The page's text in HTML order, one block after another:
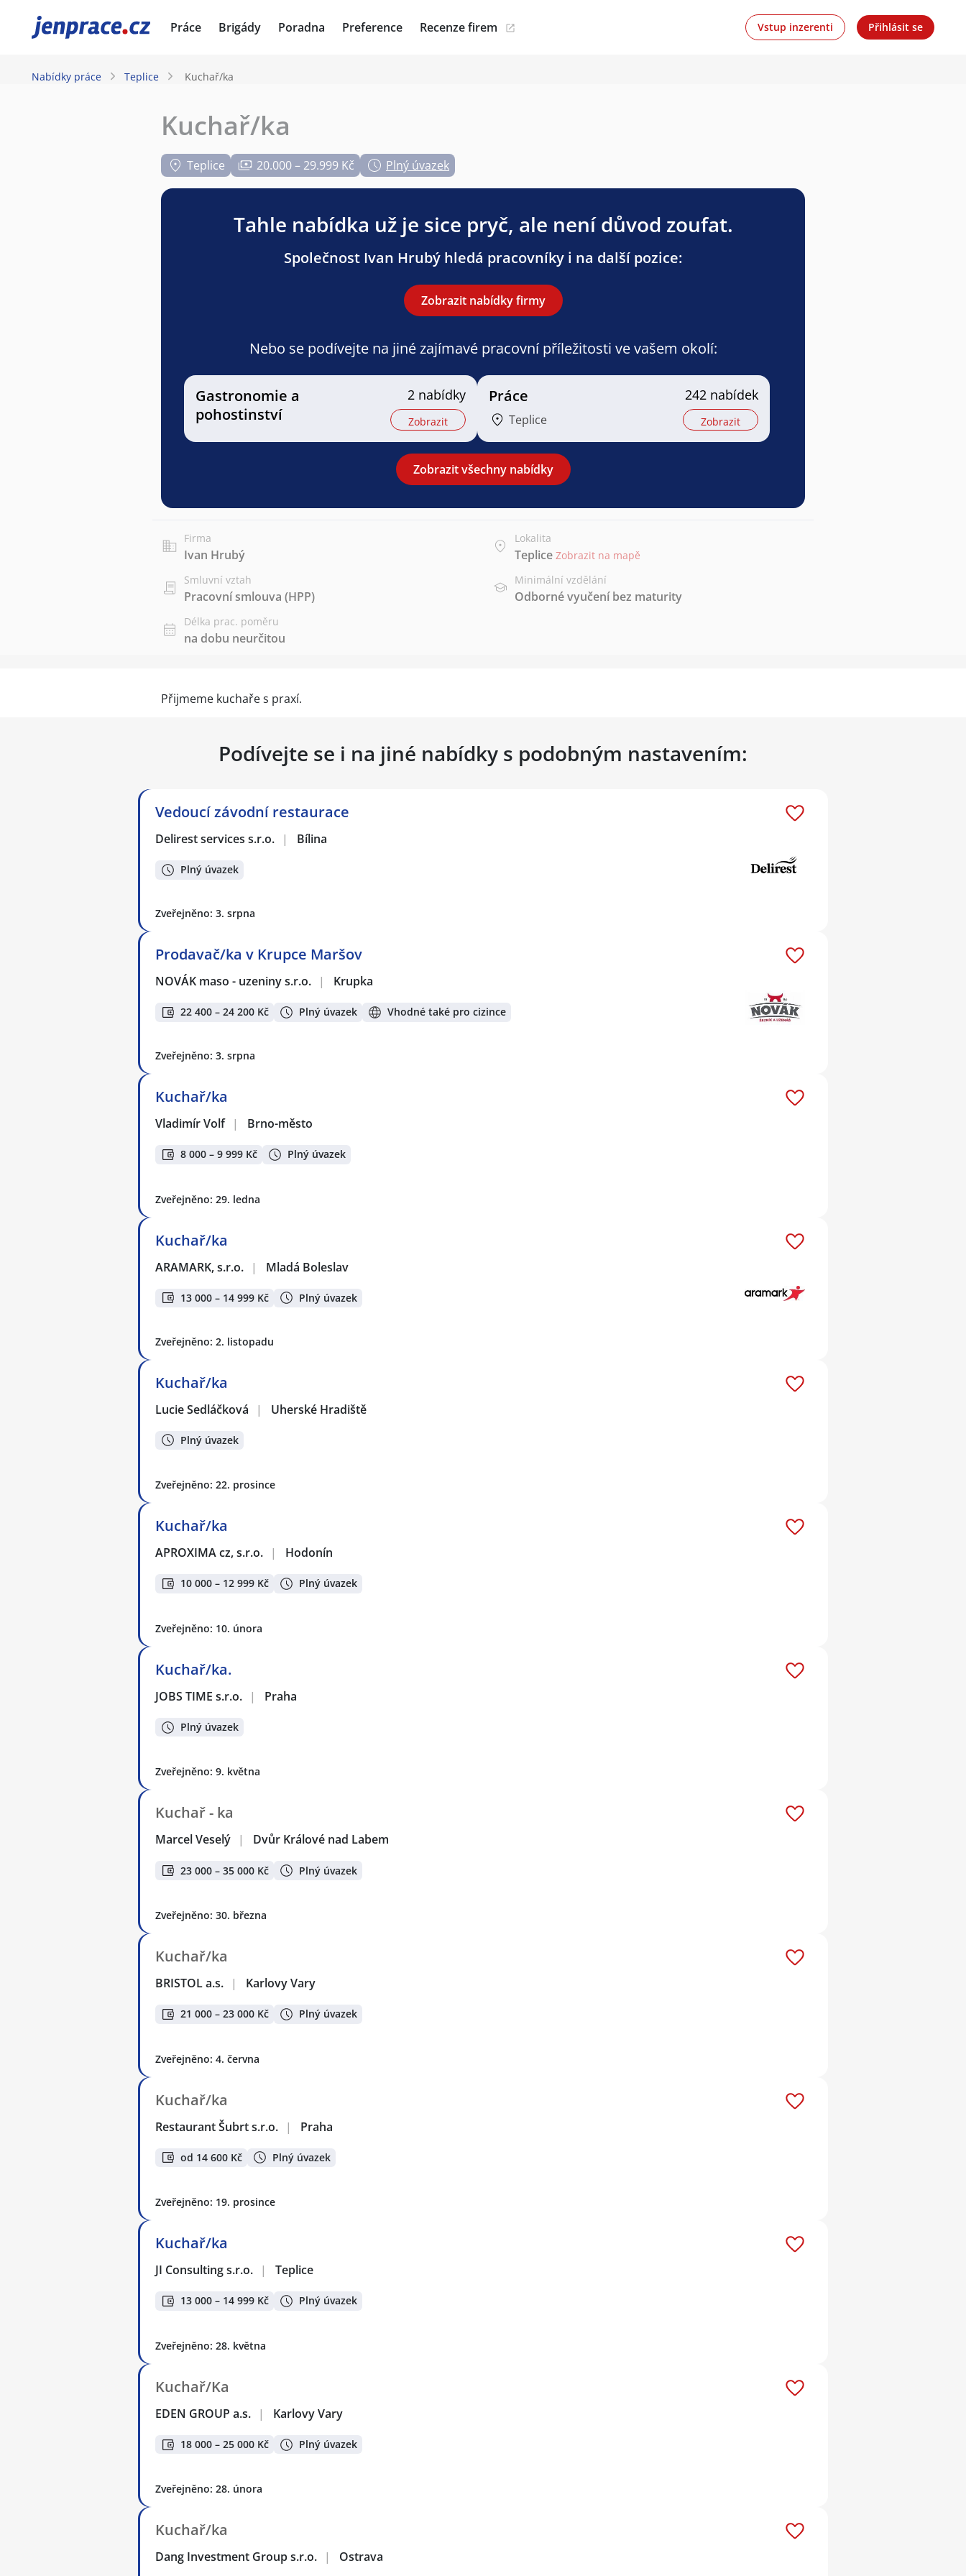
JenPráce.cz Práce Brigády Poradna Preference Recenze firem Vstup inzerenti Přihlásit se
Nabídky práce Teplice Kuchař/ka
Kuchař/ka
Teplice 20.000 – 29.999 Kč Plný úvazek
Tahle nabídka už je sice pryč, ale není důvod zoufat.
Společnost Ivan Hrubý hledá pracovníky i na další pozice:
Zobrazit nabídky firmy
Nebo se podívejte na jiné zajímavé pracovní příležitosti ve vašem okolí:
Gastronomie a
pohostinství
2 nabídky
Zobrazit
Práce
Teplice
242 nabídek
Zobrazit
Zobrazit všechny nabídky
Firma
Ivan Hrubý
Lokalita
Teplice Zobrazit na mapě
Smluvní vztah
Pracovní smlouva (HPP)
Minimální vzdělání
Odborné vyučení bez maturity
Délka prac. poměru
na dobu neurčitou
Přijmeme kuchaře s praxí.
Podívejte se i na jiné nabídky s podobným nastavením:
Vedoucí závodní restaurace
Delirest services s.r.o. | Bílina
Plný úvazek
Zveřejněno: 3. srpna
Prodavač/ka v Krupce Maršov
NOVÁK maso - uzeniny s.r.o. | Krupka
22 400 – 24 200 Kč Plný úvazek Vhodné také pro cizince
Zveřejněno: 3. srpna
Kuchař/ka
Vladimír Volf | Brno-město
8 000 – 9 999 Kč Plný úvazek
Zveřejněno: 29. ledna
Kuchař/ka
ARAMARK, s.r.o. | Mladá Boleslav
13 000 – 14 999 Kč Plný úvazek
Zveřejněno: 2. listopadu
Kuchař/ka
Lucie Sedláčková | Uherské Hradiště
Plný úvazek
Zveřejněno: 22. prosince
Kuchař/ka
APROXIMA cz, s.r.o. | Hodonín
10 000 – 12 999 Kč Plný úvazek
Zveřejněno: 10. února
Kuchař/ka.
JOBS TIME s.r.o. | Praha
Plný úvazek
Zveřejněno: 9. května
Kuchař - ka
Marcel Veselý | Dvůr Králové nad Labem
23 000 – 35 000 Kč Plný úvazek
Zveřejněno: 30. března
Kuchař/ka
BRISTOL a.s. | Karlovy Vary
21 000 – 23 000 Kč Plný úvazek
Zveřejněno: 4. června
Kuchař/ka
Restaurant Šubrt s.r.o. | Praha
od 14 600 Kč Plný úvazek
Zveřejněno: 19. prosince
Kuchař/ka
JI Consulting s.r.o. | Teplice
13 000 – 14 999 Kč Plný úvazek
Zveřejněno: 28. května
Kuchař/Ka
EDEN GROUP a.s. | Karlovy Vary
18 000 – 25 000 Kč Plný úvazek
Zveřejněno: 28. února
Kuchař/ka
Dang Investment Group s.r.o. | Ostrava